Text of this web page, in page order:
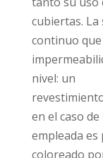
cubiertas.
continuo
nivel: un
en el caso
empleada
coloreado